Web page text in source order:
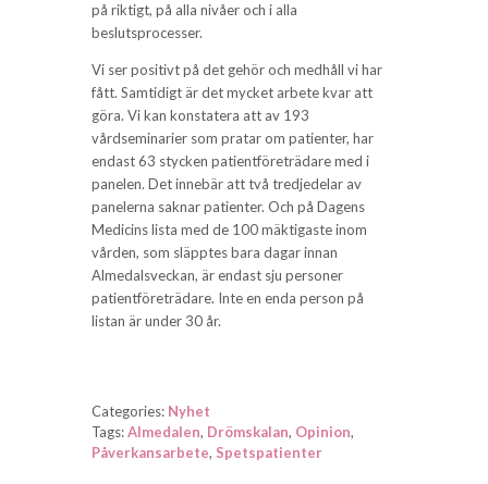
på riktigt, på alla nivåer och i alla
beslutsprocesser.
Vi ser positivt på det gehör och medhåll vi har
fått. Samtidigt är det mycket arbete kvar att
göra. Vi kan konstatera att av 193
vårdseminarier som pratar om patienter, har
endast 63 stycken patientföreträdare med i
panelen. Det innebär att två tredjedelar av
panelerna saknar patienter. Och på Dagens
Medicins lista med de 100 mäktigaste inom
vården, som släpptes bara dagar innan
Almedalsveckan, är endast sju personer
patientföreträdare. Inte en enda person på
listan är under 30 år.
Categories: Nyhet
Tags:Almedalen, Drömskalan, Opinion,
Påverkansarbete, Spetspatienter